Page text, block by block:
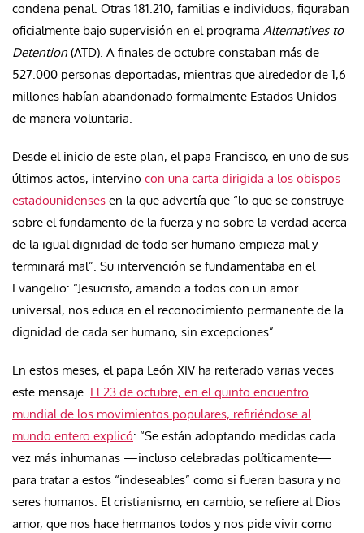
condena penal. Otras 181.210, familias e individuos, figuraban
oficialmente bajo supervisión en el programa Alternatives to
Detention (ATD). A finales de octubre constaban más de
527.000 personas deportadas, mientras que alrededor de 1,6
millones habían abandonado formalmente Estados Unidos
de manera voluntaria.
Desde el inicio de este plan, el papa Francisco, en uno de sus
últimos actos, intervino con una carta dirigida a los obispos
estadounidenses en la que advertía que “lo que se construye
sobre el fundamento de la fuerza y no sobre la verdad acerca
de la igual dignidad de todo ser humano empieza mal y
terminará mal”. Su intervención se fundamentaba en el
Evangelio: “Jesucristo, amando a todos con un amor
universal, nos educa en el reconocimiento permanente de la
dignidad de cada ser humano, sin excepciones”.
En estos meses, el papa León XIV ha reiterado varias veces
este mensaje. El 23 de octubre, en el quinto encuentro
mundial de los movimientos populares, refiriéndose al
mundo entero explicó: “Se están adoptando medidas cada
vez más inhumanas —incluso celebradas políticamente—
para tratar a estos “indeseables” como si fueran basura y no
seres humanos. El cristianismo, en cambio, se refiere al Dios
amor, que nos hace hermanos todos y nos pide vivir como